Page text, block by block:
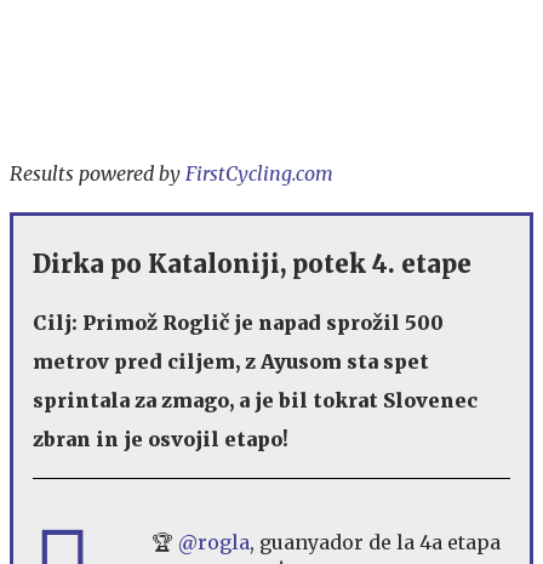
Results powered by FirstCycling.com
Dirka po Kataloniji, potek 4. etape
Cilj: Primož Roglič je napad sprožil 500
metrov pred ciljem, z Ayusom sta spet
sprintala za zmago, a je bil tokrat Slovenec
zbran in je osvojil etapo!
🏆 @rogla, guanyador de la 4a etapa